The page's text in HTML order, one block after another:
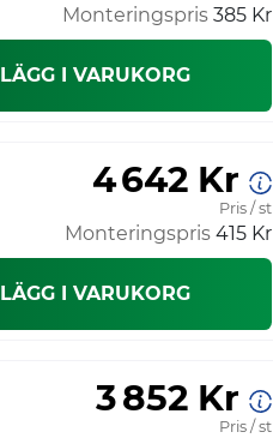
Monteringspris 385 Kr
LÄGG I VARUKORG
4 642 Kr
Pris / st
Monteringspris 415 Kr
LÄGG I VARUKORG
3 852 Kr
Pris / st